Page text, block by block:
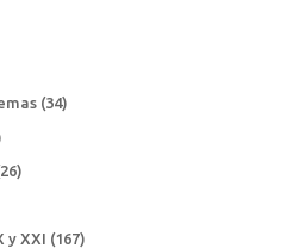
(34)
y XXI (167)